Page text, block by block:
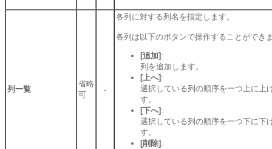
列一覧
省略
可
-
各列に対する列名を指定します。
各列は以下のボタンで操作することができ
[追加] :
列を追加します。
[上へ] :
選択している列の順序を一つ上に上
す。
[下へ] :
選択している列の順序を一つ下に下
す。
[削除] :